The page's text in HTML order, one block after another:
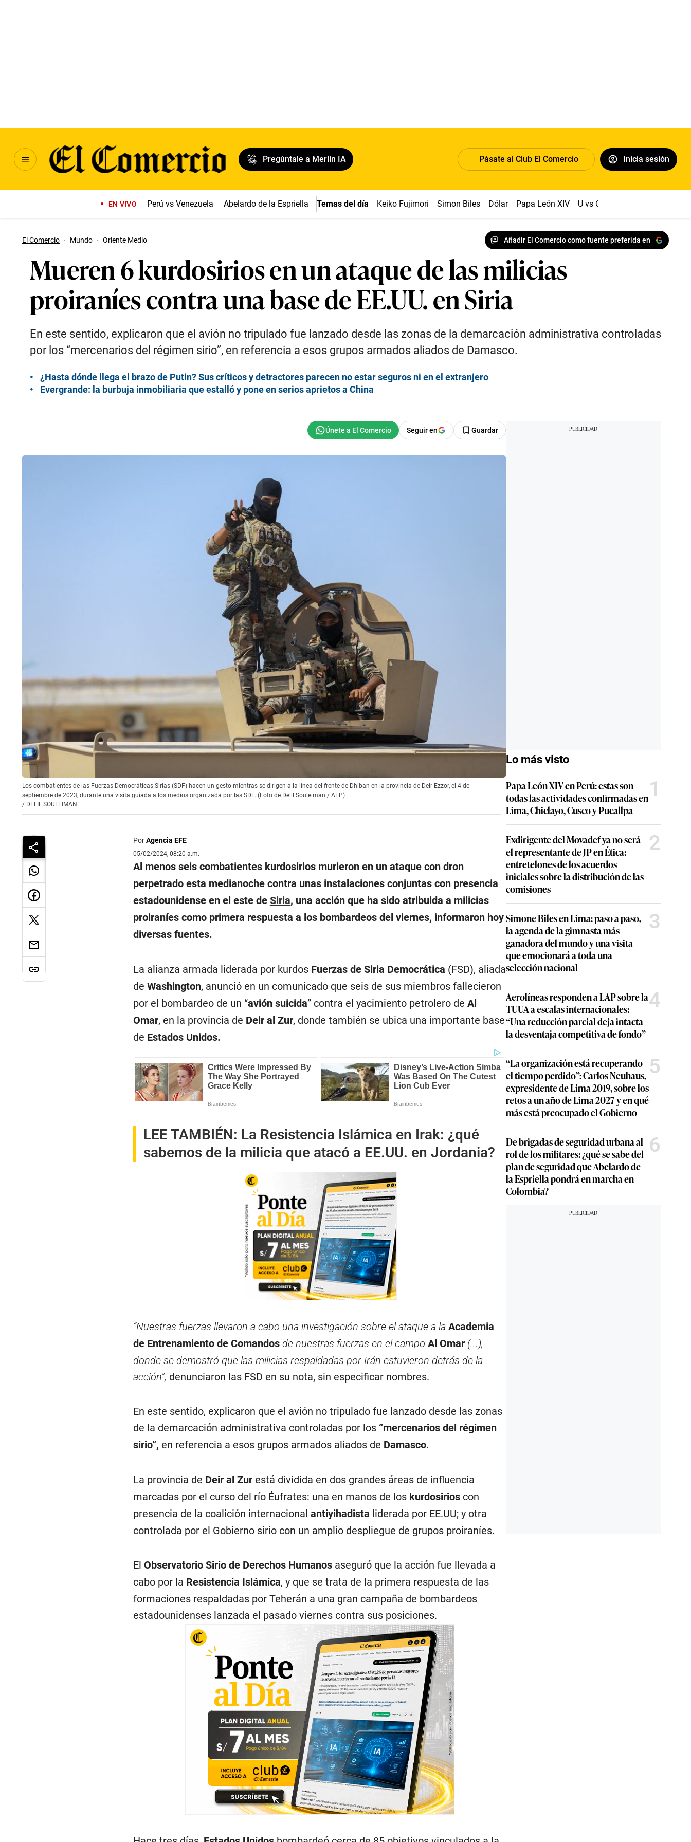
Pregúntale a Merlín IA Pásate al Club El Comercio Inicia sesión
EN VIVO Perú vs Venezuela Abelardo de la Espriella Temas del día Keiko Fujimori Simon Biles Dólar Papa León XIV U vs Cristal
El Comercio · Mundo · Oriente Medio Añadir El Comercio como fuente preferida en
Mueren 6 kurdosirios en un ataque de las milicias
proiraníes contra una base de EE.UU. en Siria
En este sentido, explicaron que el avión no tripulado fue lanzado desde las zonas de la demarcación administrativa controladas
por los “mercenarios del régimen sirio”, en referencia a esos grupos armados aliados de Damasco.
¿Hasta dónde llega el brazo de Putin? Sus críticos y detractores parecen no estar seguros ni en el extranjero
Evergrande: la burbuja inmobiliaria que estalló y pone en serios aprietos a China
Seguir en Guardar
Los combatientes de las Fuerzas Democráticas Sirias (SDF) hacen un gesto mientras se dirigen a la línea del frente de Dhiban en la provincia de Deir Ezzor, el 4 de
septiembre de 2023, durante una visita guiada a los medios organizada por las SDF. (Foto de Delil Souleiman / AFP)
/ DELIL SOULEIMAN
PorAgencia EFE
05/02/2024, 08:20 a.m.
Al menos seis combatientes kurdosirios murieron en un ataque con dron
perpetrado esta medianoche contra unas instalaciones conjuntas con presencia
estadounidense en el este de Siria, una acción que ha sido atribuida a milicias
proiraníes como primera respuesta a los bombardeos del viernes, informaron hoy
diversas fuentes.
La alianza armada liderada por kurdos Fuerzas de Siria Democrática (FSD), aliada
de Washington, anunció en un comunicado que seis de sus miembros fallecieron
por el bombardeo de un “avión suicida” contra el yacimiento petrolero de Al
Omar, en la provincia de Deir al Zur, donde también se ubica una importante base
de Estados Unidos.
LEE TAMBIÉN: La Resistencia Islámica en Irak: ¿qué
sabemos de la milicia que atacó a EE.UU. en Jordania?
“Nuestras fuerzas llevaron a cabo una investigación sobre el ataque a la Academia
de Entrenamiento de Comandos de nuestras fuerzas en el campo Al Omar(...),
donde se demostró que las milicias respaldadas por Irán estuvieron detrás de la
acción”, denunciaron las FSD en su nota, sin especificar nombres.
En este sentido, explicaron que el avión no tripulado fue lanzado desde las zonas
de la demarcación administrativa controladas por los“mercenarios del régimen
sirio”, en referencia a esos grupos armados aliados de Damasco.
La provincia de Deir al Zur está dividida en dos grandes áreas de influencia
marcadas por el curso del río Éufrates: una en manos de los kurdosirios con
presencia de la coalición internacional antiyihadista liderada por EE.UU; y otra
controlada por el Gobierno sirio con un amplio despliegue de grupos proiraníes.
El Observatorio Sirio de Derechos Humanos aseguró que la acción fue llevada a
cabo por la Resistencia Islámica, y que se trata de la primera respuesta de las
formaciones respaldadas por Teherán a una gran campaña de bombardeos
estadounidenses lanzada el pasado viernes contra sus posiciones.
Lo más visto
Papa León XIV en Perú: estas son
todas las actividades confirmadas en
Lima, Chiclayo, Cusco y Pucallpa
1
Exdirigente del Movadef ya no será
el representante de JP en Ética:
entretelones de los acuerdos
iniciales sobre la distribución de las
comisiones
2
Simone Biles en Lima: paso a paso,
la agenda de la gimnasta más
ganadora del mundo y una visita
que emocionará a toda una
selección nacional
3
Aerolíneas responden a LAP sobre la
TUUA a escalas internacionales:
“Una reducción parcial deja intacta
la desventaja competitiva de fondo”
4
“La organización está recuperando
el tiempo perdido”: Carlos Neuhaus,
expresidente de Lima 2019, sobre los
retos a un año de Lima 2027 y en qué
más está preocupado el Gobierno
5
De brigadas de seguridad urbana al
rol de los militares: ¿qué se sabe del
plan de seguridad que Abelardo de
la Espriella pondrá en marcha en
Colombia?
6